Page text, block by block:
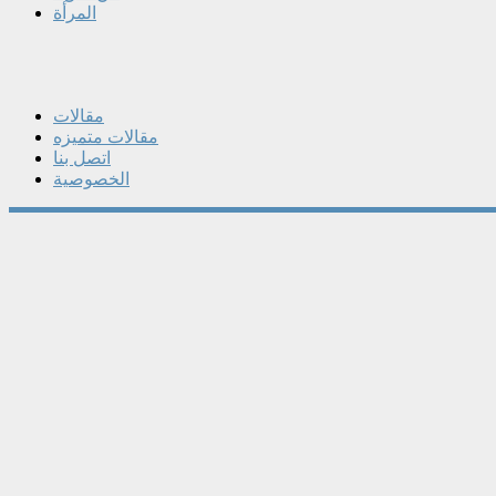
المرأة
مقالات
مقالات متميزه
اتصل بنا
الخصوصية